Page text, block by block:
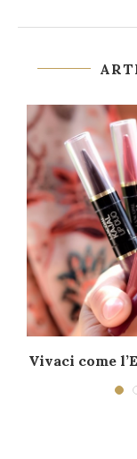
Vivaci come